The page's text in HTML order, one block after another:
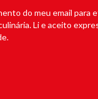
do meu email para
Li e aceito